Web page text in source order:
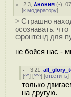
2.3 ,Аноним (-),
[к модератору]
> Страшно
осознавать,
фронтенд для
не бойся нас -
3.21 ,
[^^] [^^^] [ответить]
только
на другую.